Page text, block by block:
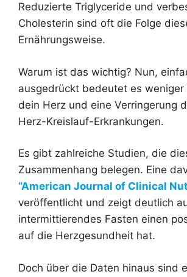
Reduzierte Triglyceride und
Cholesterin sind oft die Folge
Ernährungsweise.
Warum ist das wichtig? Nun,
ausgedrückt bedeutet es weniger
dein Herz und eine Verringerung
Herz-Kreislauf-Erkrankungen.
Es gibt zahlreiche Studien, die
Zusammenhang belegen. Eine
“American Journal of Clinical
veröffentlicht und zeigt deutlich
intermittierendes Fasten einen
auf die Herzgesundheit hat.
Doch über die Daten hinaus sind